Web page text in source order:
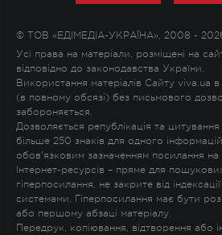
© ТОВ «ЕДІМЕДІА-УКРАЇНА», 2008 -
Усі права на матеріали, розміщені на
відповідно до законодавства України.
Використання матеріалів Сайту viva.ua в
(в повному обсязі) без письмового
забороняється.
Дозволяється републікація та
більше 250 знаків для одного
обов'язковим зазначенням посилання
Інтернет-ресурсів – пряме для
гіперпосилання, не закрите від
системами. Гіперпосилання має бути
або першому абзаці матеріалу.
Передрук, копіювання, відтворення або